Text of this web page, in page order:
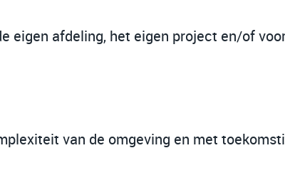
eigen afdeling, het eigen project en/of
van de omgeving en met